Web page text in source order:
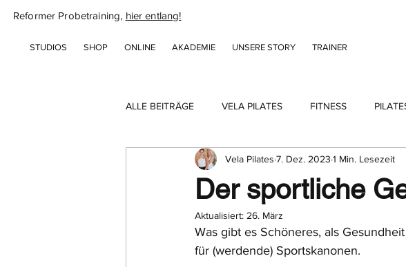
Reformer Probetraining, hier entlang!
STUDIOS SHOP ONLINE AKADEMIE UNSERE STORY TRAINER
ALLE BEITRÄGE VELA PILATES FITNESS
Der sportliche
Vela Pilates 7. Dez. 2023 1 Min. Lesezeit
Aktualisiert: 26. März
Was gibt es Schöneres, als
für (werdende) Sportskanonen.